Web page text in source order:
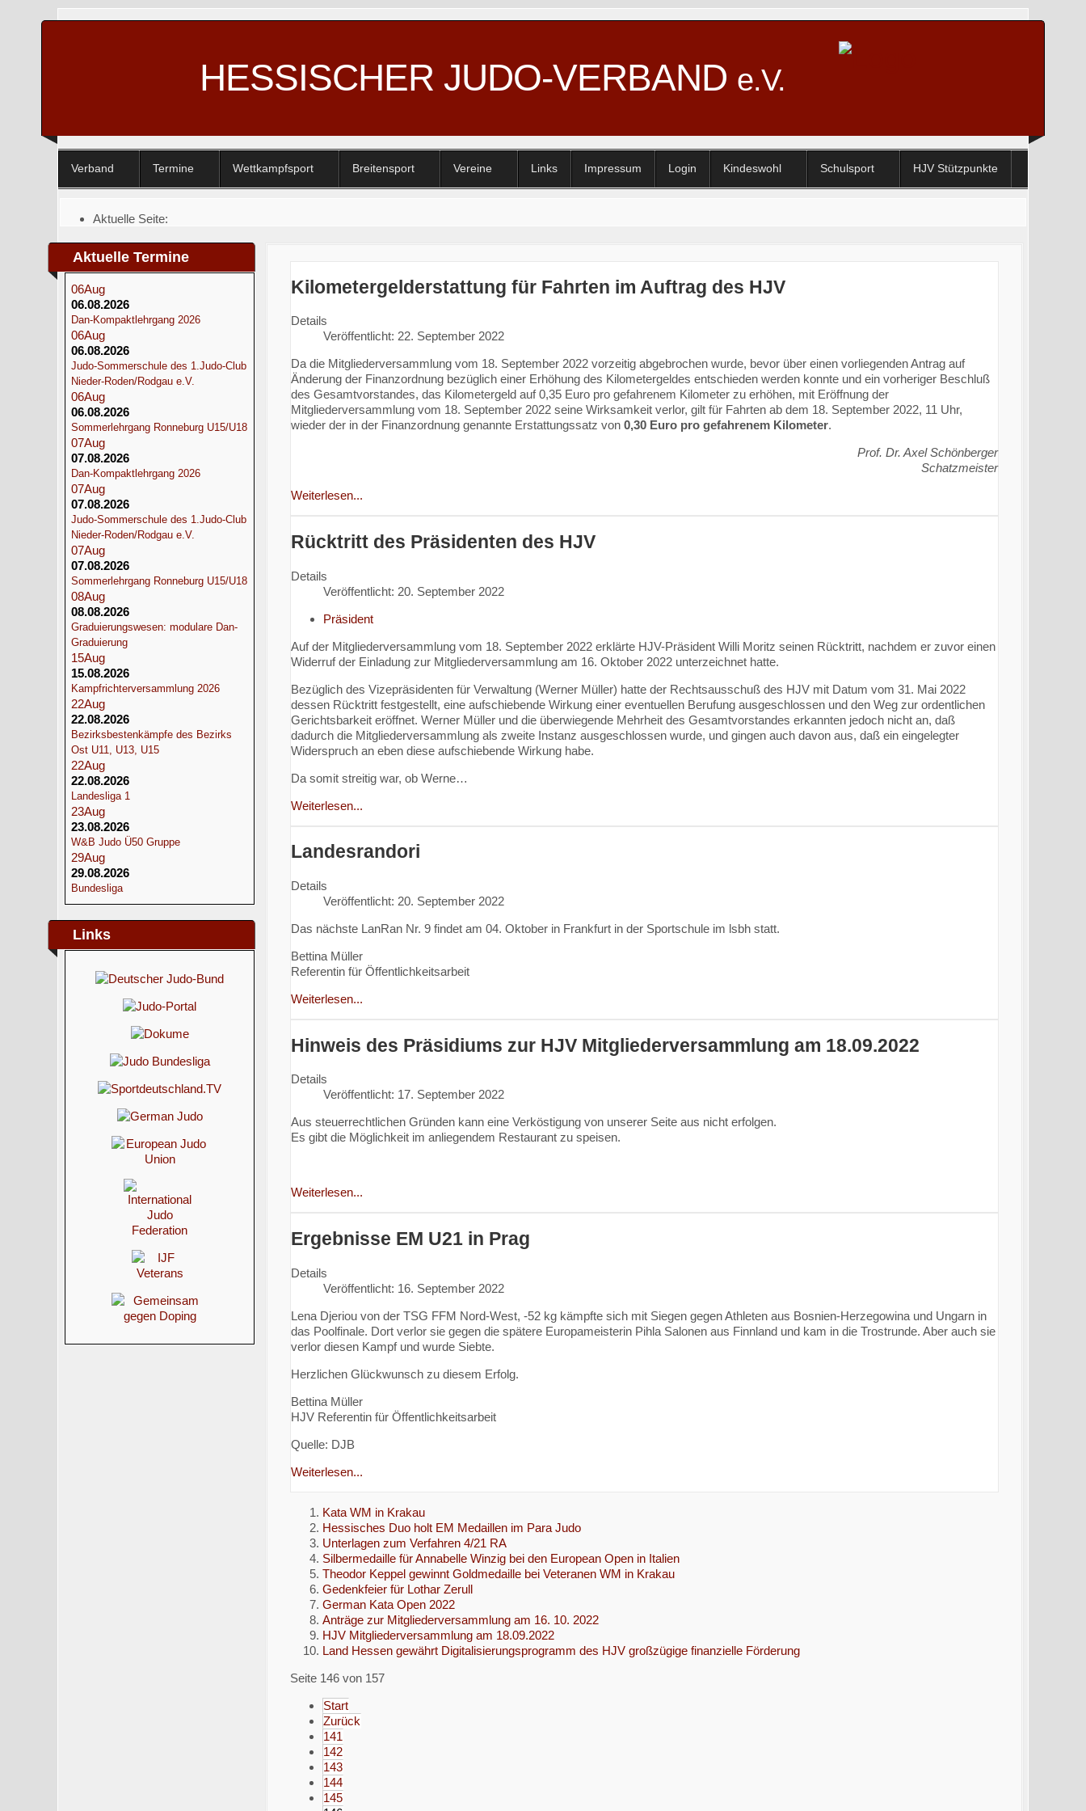
HESSISCHER JUDO-VERBAND e.V.
Verband Termine Wettkampfsport Breitensport Vereine Links Impressum Login Kindeswohl Schulsport HJV Stützpunkte
Aktuelle Seite:
Aktuelle Termine
06Aug
06.08.2026
Dan-Kompaktlehrgang 2026
06Aug
06.08.2026
Judo-Sommerschule des 1.Judo-Club
Nieder-Roden/Rodgau e.V.
06Aug
06.08.2026
Sommerlehrgang Ronneburg U15/U18
07Aug
07.08.2026
Dan-Kompaktlehrgang 2026
07Aug
07.08.2026
Judo-Sommerschule des 1.Judo-Club
Nieder-Roden/Rodgau e.V.
07Aug
07.08.2026
Sommerlehrgang Ronneburg U15/U18
08Aug
08.08.2026
Graduierungswesen: modulare Dan-
Graduierung
15Aug
15.08.2026
Kampfrichterversammlung 2026
22Aug
22.08.2026
Bezirksbestenkämpfe des Bezirks
Ost U11, U13, U15
22Aug
22.08.2026
Landesliga 1
23Aug
23.08.2026
W&B Judo Ü50 Gruppe
29Aug
29.08.2026
Bundesliga
Links
Kilometergelderstattung für Fahrten im Auftrag des HJV
Details
Veröffentlicht: 22. September 2022
Da die Mitgliederversammlung vom 18. September 2022 vorzeitig abgebrochen wurde, bevor über einen vorliegenden Antrag auf
Änderung der Finanzordnung bezüglich einer Erhöhung des Kilometergeldes entschieden werden konnte und ein vorheriger Beschluß
des Gesamtvorstandes, das Kilometergeld auf 0,35 Euro pro gefahrenem Kilometer zu erhöhen, mit Eröffnung der
Mitgliederversammlung vom 18. September 2022 seine Wirksamkeit verlor, gilt für Fahrten ab dem 18. September 2022, 11 Uhr,
wieder der in der Finanzordnung genannte Erstattungssatz von 0,30 Euro pro gefahrenem Kilometer.
Prof. Dr. Axel Schönberger
Schatzmeister
Weiterlesen...
Rücktritt des Präsidenten des HJV
Details
Veröffentlicht: 20. September 2022
Präsident
Auf der Mitgliederversammlung vom 18. September 2022 erklärte HJV-Präsident Willi Moritz seinen Rücktritt, nachdem er zuvor einen
Widerruf der Einladung zur Mitgliederversammlung am 16. Oktober 2022 unterzeichnet hatte.
Bezüglich des Vizepräsidenten für Verwaltung (Werner Müller) hatte der Rechtsausschuß des HJV mit Datum vom 31. Mai 2022
dessen Rücktritt festgestellt, eine aufschiebende Wirkung einer eventuellen Berufung ausgeschlossen und den Weg zur ordentlichen
Gerichtsbarkeit eröffnet. Werner Müller und die überwiegende Mehrheit des Gesamtvorstandes erkannten jedoch nicht an, daß
dadurch die Mitgliederversammlung als zweite Instanz ausgeschlossen wurde, und gingen auch davon aus, daß ein eingelegter
Widerspruch an eben diese aufschiebende Wirkung habe.
Da somit streitig war, ob Werne…
Weiterlesen...
Landesrandori
Details
Veröffentlicht: 20. September 2022
Das nächste LanRan Nr. 9 findet am 04. Oktober in Frankfurt in der Sportschule im lsbh statt.
Bettina Müller
Referentin für Öffentlichkeitsarbeit
Weiterlesen...
Hinweis des Präsidiums zur HJV Mitgliederversammlung am 18.09.2022
Details
Veröffentlicht: 17. September 2022
Aus steuerrechtlichen Gründen kann eine Verköstigung von unserer Seite aus nicht erfolgen.
Es gibt die Möglichkeit im anliegendem Restaurant zu speisen.
Weiterlesen...
Ergebnisse EM U21 in Prag
Details
Veröffentlicht: 16. September 2022
Lena Djeriou von der TSG FFM Nord-West, -52 kg kämpfte sich mit Siegen gegen Athleten aus Bosnien-Herzegowina und Ungarn in
das Poolfinale. Dort verlor sie gegen die spätere Europameisterin Pihla Salonen aus Finnland und kam in die Trostrunde. Aber auch sie
verlor diesen Kampf und wurde Siebte.
Herzlichen Glückwunsch zu diesem Erfolg.
Bettina Müller
HJV Referentin für Öffentlichkeitsarbeit
Quelle: DJB
Weiterlesen...
Kata WM in Krakau
Hessisches Duo holt EM Medaillen im Para Judo
Unterlagen zum Verfahren 4/21 RA
Silbermedaille für Annabelle Winzig bei den European Open in Italien
Theodor Keppel gewinnt Goldmedaille bei Veteranen WM in Krakau
Gedenkfeier für Lothar Zerull
German Kata Open 2022
Anträge zur Mitgliederversammlung am 16. 10. 2022
HJV Mitgliederversammlung am 18.09.2022
Land Hessen gewährt Digitalisierungsprogramm des HJV großzügige finanzielle Förderung
Seite 146 von 157
Start
Zurück
141
142
143
144
145